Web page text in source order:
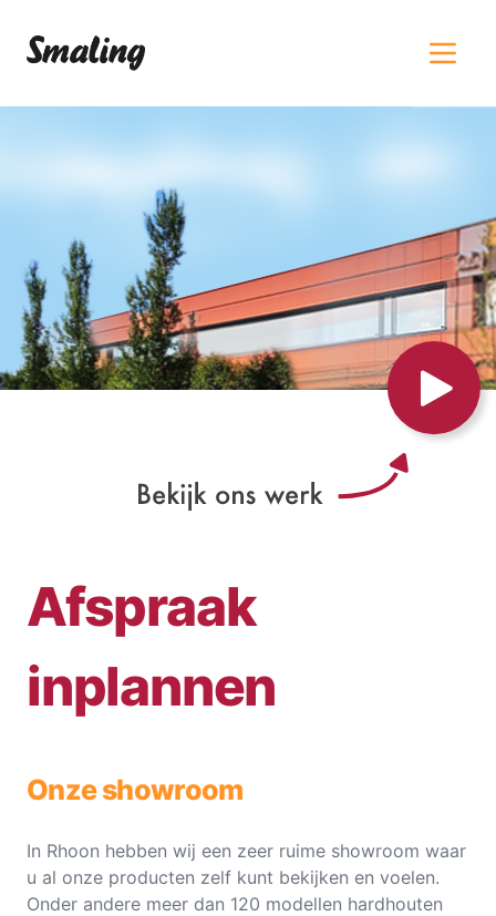
Afspraak
inplannen
Onze showroom
In Rhoon hebben wij een zeer ruime showroom waar
u al onze producten zelf kunt bekijken en voelen.
Onder andere meer dan 120 modellen hardhouten